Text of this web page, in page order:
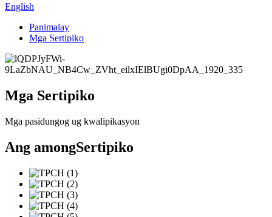
English
Panimalay
Mga Sertipiko
Mga Sertipiko
Mga pasidungog ug kwalipikasyon
Ang amongSertipiko